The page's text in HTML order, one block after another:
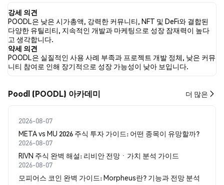
지막으로, POODL에 대한 뉴스 기사 0건이 게시되었습니다. 트위터
에서는 100.00%의 트윗이 강세 감정을, 0.00%의 트윗이 약세 감정을
보였습니다. 0.00%의 트윗은 POODL에 대해 중립적인 감정을 나타
냈습니다. 이 감정 분석은 1개의 트윗을 기반으로 합니다.
강세 의견
POODL은 낮은 시가총액, 강력한 커뮤니티, NFT 및 DeFi와 결합된
다양한 유틸리티, 지속적인 개발과 마케팅으로 성장 잠재력이 높다
고 생각합니다.
약세 의견
POODL은 실질적인 사용 사례 부족과 프로젝트 개발 정체, 낮은 커뮤
니티 참여로 인해 장기적으로 성장 가능성이 낮아 보입니다.
Poodl (POODL) 아카데미 더 많은
2026-08-07
META vs MU 2026 주식 투자 가이드: 어떤 종목이 유망할까?
2026-08-07
RIVN 주식 완벽 해설: 리비안 전망ㆍ가치 분석 가이드
2026-08-07
모피어스 코인 완벽 가이드: Morpheus란? 기능과 전망 분석